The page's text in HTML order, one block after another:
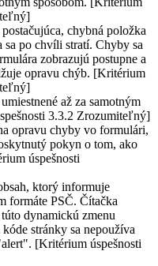
chybná položka
sa po chvíli stratí. Chyby sa
zobrazujú postupne a
opravu chýb. [Kritérium
až za samotným
3.3.2 Zrozumiteľný]
opravu chyby vo formulári,
pokyn o tom, ako
úspešnosti
ktorý informuje
formáte PSČ. Čítačka
dynamickú zmenu
stránky sa nepoužíva
[Kritérium úspešnosti